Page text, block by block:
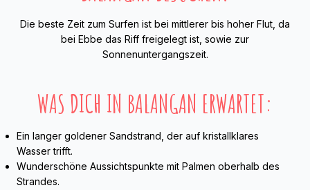
Die beste Zeit zum Surfen ist bei mittlerer bis hoher Flut, da
bei Ebbe das Riff freigelegt ist, sowie zur
Sonnenuntergangszeit.
WAS DICH IN BALANGAN ERWARTET:
Ein langer goldener Sandstrand, der auf kristallklares
Wasser trifft.
Wunderschöne Aussichtspunkte mit Palmen oberhalb des
Strandes.